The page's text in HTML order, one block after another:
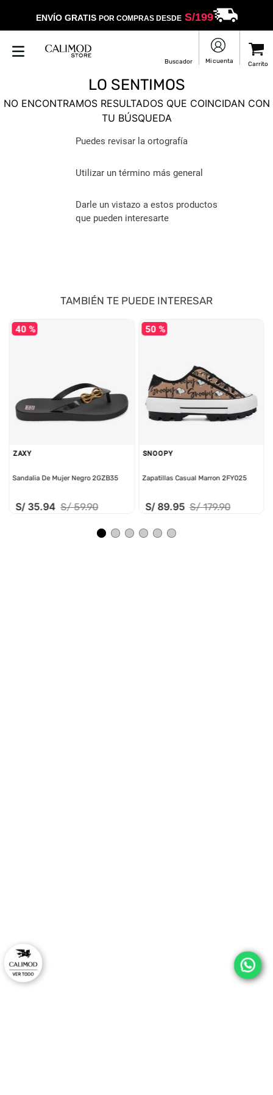
ENVÍO GRATIS POR COMPRAS DESDES/199
LO SENTIMOS
NO ENCONTRAMOS RESULTADOS QUE COINCIDAN CON
TU BÚSQUEDA
Puedes revisar la ortografía
Utilizar un término más general
Darle un vistazo a estos productos
que pueden interesarte
TAMBIÉN TE PUEDE INTERESAR
40 %
ZAXY
Sandalia De Mujer Negro 2GZB35
S/ 35.94 S/ 59.90
50 %
SNOOPY
Zapatillas Casual Marron 2FY025
S/ 89.95 S/ 179.90